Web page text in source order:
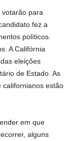
para
fez a
políticos.
A Califórnia
eleições
de Estado. As
californianos estão
em que
alguns